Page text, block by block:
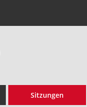
Sitzungen